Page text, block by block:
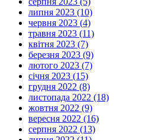
липня 2023 (10)
червня 2023 (4)
травня 2023 (11)
квітня 2023 (7)
березня 2023 (9)
лютого 2023 (7)
січня 2023 (15)
грудня 2022 (8)
листопада 2022 (18)
жовтня 2022 (9)
вересня 2022 (16)
серпня 2022 (13)